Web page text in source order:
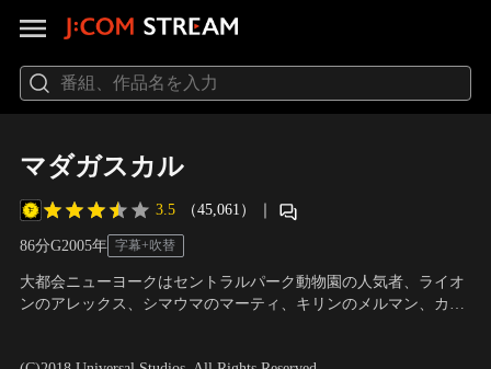
マダガスカル
3.5 （45,061） ｜
86分G2005年 字幕+吹替
大都会ニューヨークはセントラルパーク動物園の人気者、ライオ
ンのアレックス、シマウマのマーティ、キリンのメルマン、カバ